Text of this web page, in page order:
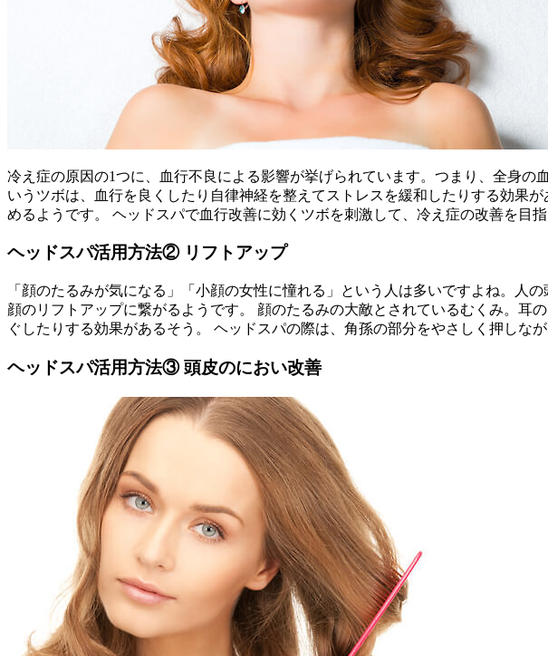
冷え症の原因の1つに、血行不良による影響が挙げられています。つまり、全身
いうツボは、血行を良くしたり自律神経を整えてストレスを緩和したりする効果
めるようです。 ヘッドスパで血行改善に効くツボを刺激して、冷え症の改善を目指
ヘッドスパ活用方法② リフトアップ
「顔のたるみが気になる」「小顔の女性に憧れる」という人は多いですよね。人
顔のリフトアップに繋がるようです。 顔のたるみの大敵とされているむくみ。耳
ぐしたりする効果があるそう。 ヘッドスパの際は、角孫の部分をやさしく押しな
ヘッドスパ活用方法③ 頭皮のにおい改善